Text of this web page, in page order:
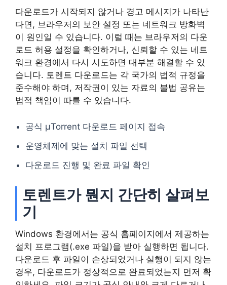
다운로드가 시작되지 않거나 경고 메시지가 나타난
다면, 브라우저의 보안 설정 또는 네트워크 방화벽
이 원인일 수 있습니다. 이럴 때는 브라우저의 다운
로드 허용 설정을 확인하거나, 신뢰할 수 있는 네트
워크 환경에서 다시 시도하면 대부분 해결할 수 있
습니다. 토렌트 다운로드는 각 국가의 법적 규정을
준수해야 하며, 저작권이 있는 자료의 불법 공유는
법적 책임이 따를 수 있습니다.
공식 μTorrent 다운로드 페이지 접속
운영체제에 맞는 설치 파일 선택
다운로드 진행 및 완료 파일 확인
토렌트가 뭔지 간단히 살펴보
기
Windows 환경에서는 공식 홈페이지에서 제공하는
설치 프로그램(.exe 파일)을 받아 실행하면 됩니다.
다운로드 후 파일이 손상되었거나 실행이 되지 않는
경우, 다운로드가 정상적으로 완료되었는지 먼저 확